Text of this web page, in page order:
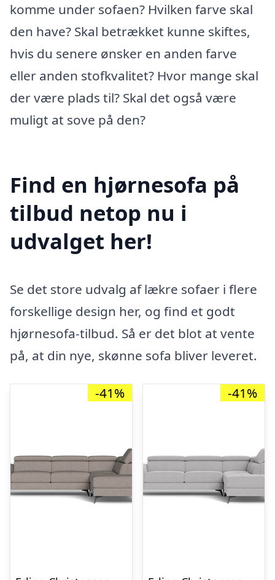
komme under sofaen? Hvilken farve skal
den have? Skal betrækket kunne skiftes,
hvis du senere ønsker en anden farve
eller anden stofkvalitet? Hvor mange skal
der være plads til? Skal det også være
muligt at sove på den?
Find en hjørnesofa på
tilbud netop nu i
udvalget her!
Se det store udvalg af lækre sofaer i flere
forskellige design her, og find et godt
hjørnesofa-tilbud. Så er det blot at vente
på, at din nye, skønne sofa bliver leveret.
-41% -41%